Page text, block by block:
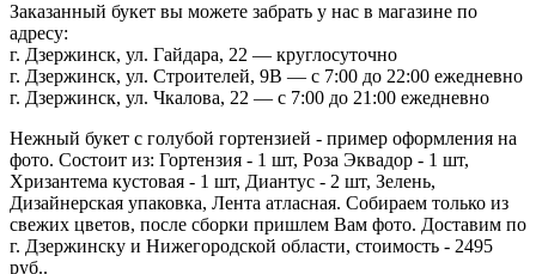
Заказанный букет вы можете забрать у нас в магазине по
адресу:
г. Дзержинск, ул. Гайдара, 22 — круглосуточно
г. Дзержинск, ул. Строителей, 9В — с 7:00 до 22:00 ежедневно
г. Дзержинск, ул. Чкалова, 22 — с 7:00 до 21:00 ежедневно
Нежный букет с голубой гортензией - пример оформления на
фото. Состоит из: Гортензия - 1 шт, Роза Эквадор - 1 шт,
Хризантема кустовая - 1 шт, Диантус - 2 шт, Зелень,
Дизайнерская упаковка, Лента атласная. Собираем только из
свежих цветов, после сборки пришлем Вам фото. Доставим по
г. Дзержинску и Нижегородской области, стоимость - 2495
руб..